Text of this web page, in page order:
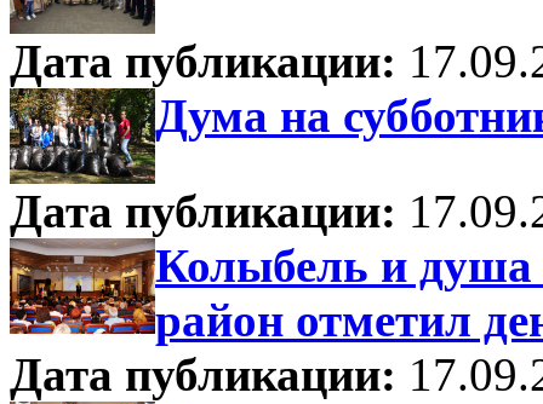
Дата публикации:
Дума на
Дата публикации:
Колыбель и душа
район отметил
Дата публикации: